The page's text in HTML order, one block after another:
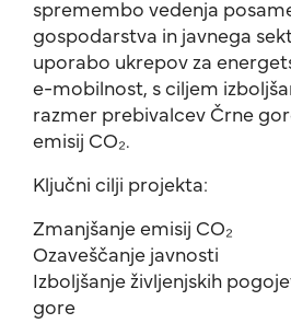
spremembo vedenja
gospodarstva in javnega
uporabo ukrepov za
e-mobilnost, s ciljem
razmer prebivalcev Črne
emisij CO₂.
Ključni cilji projekta:
Zmanjšanje emisij CO₂
Ozaveščanje javnosti
Izboljšanje življenjskih
gore